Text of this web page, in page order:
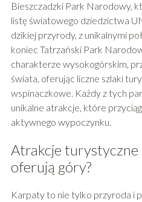
Bieszczadzki Park Narodowy,
listę światowego dziedzictwa
dzikiej przyrody, z unikalnymi
koniec Tatrzański Park
charakterze wysokogórskim,
świata, oferując liczne szlaki
wspinaczkowe. Każdy z tych
unikalne atrakcje, które
aktywnego wypoczynku.
Atrakcje turystyczne
oferują góry?
Karpaty to nie tylko przyroda i